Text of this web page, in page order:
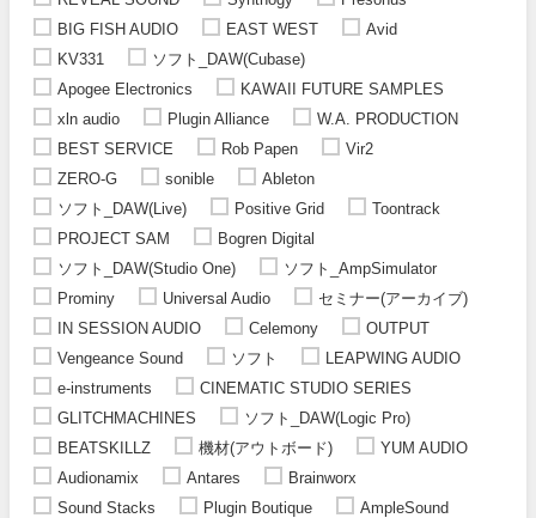
BIG FISH AUDIO
EAST WEST
Avid
KV331
ソフト_DAW(Cubase)
Apogee Electronics
KAWAII FUTURE SAMPLES
xln audio
Plugin Alliance
W.A. PRODUCTION
BEST SERVICE
Rob Papen
Vir2
ZERO-G
sonible
Ableton
ソフト_DAW(Live)
Positive Grid
Toontrack
PROJECT SAM
Bogren Digital
ソフト_DAW(Studio One)
ソフト_AmpSimulator
Prominy
Universal Audio
セミナー(アーカイブ)
IN SESSION AUDIO
Celemony
OUTPUT
Vengeance Sound
ソフト
LEAPWING AUDIO
e-instruments
CINEMATIC STUDIO SERIES
GLITCHMACHINES
ソフト_DAW(Logic Pro)
BEATSKILLZ
機材(アウトボード)
YUM AUDIO
Audionamix
Antares
Brainworx
Sound Stacks
Plugin Boutique
AmpleSound